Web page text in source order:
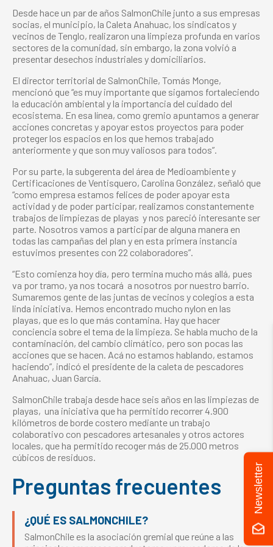
Desde hace un par de años SalmonChile junto a sus empresas
socias, el municipio, la Caleta Anahuac, los sindicatos y
vecinos de Tenglo, realizaron una limpieza profunda en varios
sectores de la comunidad, sin embargo, la zona volvió a
presentar desechos industriales y domiciliarios.
El director territorial de SalmonChile, Tomás Monge,
mencionó que “es muy importante que sigamos fortaleciendo
la educación ambiental y la importancia del cuidado del
ecosistema. En esa línea, como gremio apuntamos a generar
acciones concretas y apoyar estos proyectos para poder
proteger los espacios en los que hemos trabajado
anteriormente y que son muy valiosos para todos”.
Por su parte, la subgerenta del área de Medioambiente y
Certificaciones de Ventisquero, Carolina González, señaló que
“como empresa estamos felices de poder apoyar esta
actividad y de poder participar, realizamos constantemente
trabajos de limpiezas de playas y nos pareció interesante ser
parte. Nosotros vamos a participar de alguna manera en
todas las campañas del plan y en esta primera instancia
estuvimos presentes con 22 colaboradores”.
“Esto comienza hoy día, pero termina mucho más allá, pues
va por tramo, ya nos tocará a nosotros por nuestro barrio.
Sumaremos gente de las juntas de vecinos y colegios a esta
linda iniciativa. Hemos encontrado mucho nylon en las
playas, que es lo que más contamina. Hay que hacer
conciencia sobre el tema de la limpieza. Se habla mucho de la
contaminación, del cambio climático, pero son pocas las
acciones que se hacen. Acá no estamos hablando, estamos
haciendo”, indicó el presidente de la caleta de pescadores
Anahuac, Juan García.
SalmonChile trabaja desde hace seis años en las limpiezas de
playas, una iniciativa que ha permitido recorrer 4.900
kilómetros de borde costero mediante un trabajo
colaborativo con pescadores artesanales y otros actores
locales, que ha permitido recoger más de 25.000 metros
cúbicos de residuos.
Preguntas frecuentes
¿QUÉ ES SALMONCHILE?
SalmonChile es la asociación gremial que reúne a las
Newsletter